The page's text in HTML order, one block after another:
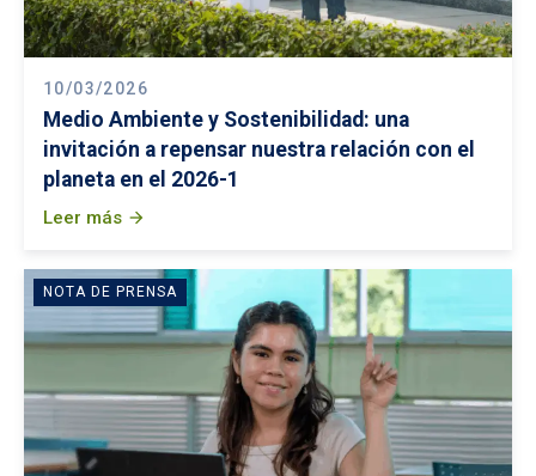
10/03/2026
Medio Ambiente y Sostenibilidad: una
invitación a repensar nuestra relación con el
planeta en el 2026-1
Leer más arrow_forward
NOTA DE PRENSA